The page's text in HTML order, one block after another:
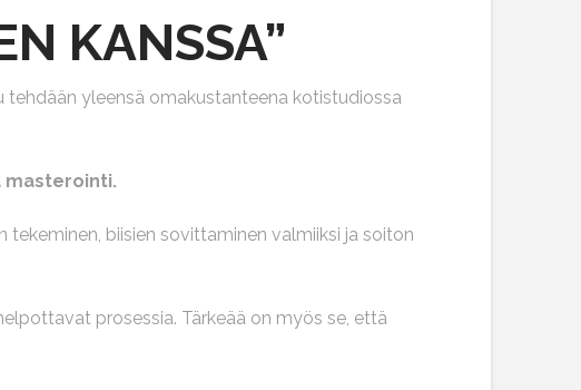
KANSSA”
tehdään yleensä omakustanteena kotistudiossa
masterointi.
biisien sovittaminen valmiiksi ja soiton
prosessia. Tärkeää on myös se, että